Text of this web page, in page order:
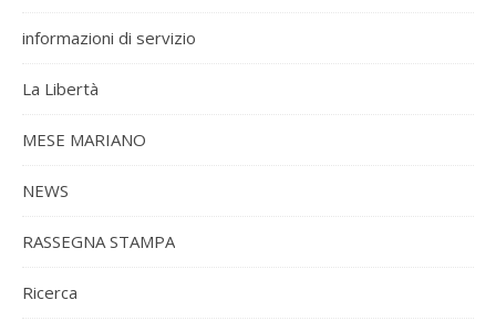
informazioni di servizio
La Libertà
MESE MARIANO
NEWS
RASSEGNA STAMPA
Ricerca